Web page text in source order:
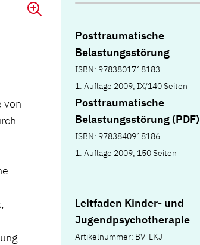
Posttraumatische
Belastungsstörung
ISBN: 9783801718183
1. Auflage 2009, IX/140 Seiten
Posttraumatische
Belastungsstörung (PDF)
ISBN: 9783840918186
1. Auflage 2009, 150 Seiten
Leitfaden Kinder- und
Jugendpsychotherapie
Artikelnummer: BV-LKJ
von